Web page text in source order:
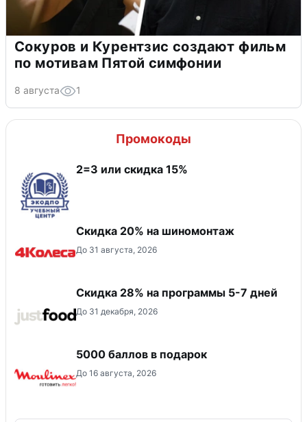
Сокуров и Курентзис создают фильм
по мотивам Пятой симфонии
8 августа 1
Промокоды
2=3 или скидка 15%
Скидка 20% на шиномонтаж
До 31 августа, 2026
Скидка 28% на программы 5-7 дней
До 31 декабря, 2026
5000 баллов в подарок
До 16 августа, 2026